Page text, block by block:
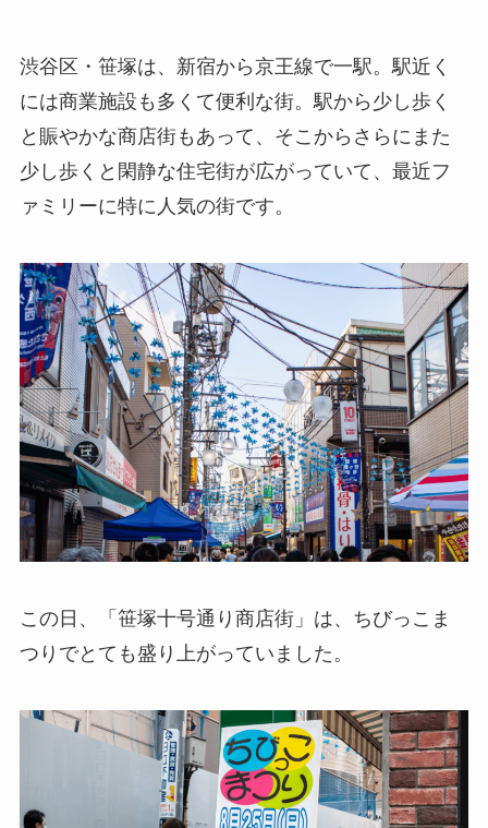
渋谷区・笹塚は、新宿から京王線で一駅。駅近く
には商業施設も多くて便利な街。駅から少し歩く
と賑やかな商店街もあって、そこからさらにまた
少し歩くと閑静な住宅街が広がっていて、最近フ
ァミリーに特に人気の街です。
この日、「笹塚十号通り商店街」は、ちびっこま
つりでとても盛り上がっていました。